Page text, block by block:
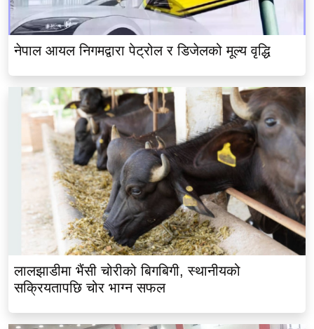
नेपाल आयल निगमद्वारा पेट्रोल र डिजेलको मूल्य वृद्धि
लालझाडीमा भैंसी चोरीको बिगबिगी, स्थानीयको
सक्रियतापछि चोर भाग्न सफल